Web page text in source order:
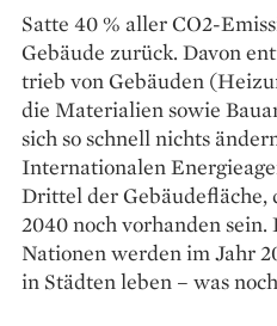
Satte 40 % aller CO2-
Gebäude zurück. Davon
trieb von Gebäuden
die Materialien sowie
sich so schnell nichts
Internationalen
Drittel der Gebäudefläche,
2040 noch ­vorhanden
Nationen werden im Jahr
in Städten leben – was